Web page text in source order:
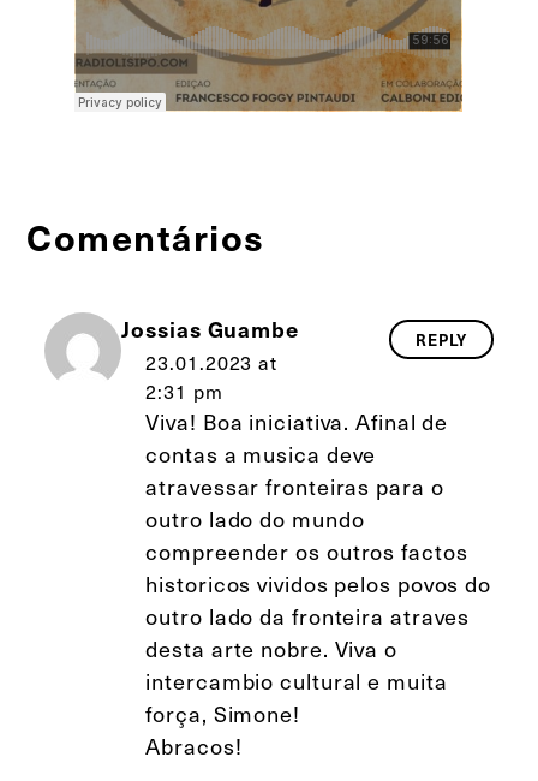
Comentários
Jossias Guambe
23.01.2023 at
2:31 pm
Viva! Boa iniciativa. Afinal de
contas a musica deve
atravessar fronteiras para o
outro lado do mundo
compreender os outros factos
historicos vividos pelos povos do
outro lado da fronteira atraves
desta arte nobre. Viva o
intercambio cultural e muita
força, Simone!
Abracos!
REPLY